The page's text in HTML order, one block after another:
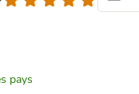
pays